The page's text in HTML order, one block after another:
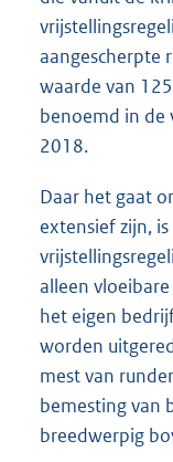
aangescherpte
waarde van
benoemd in de
2018.
Daar het gaat
extensief zijn,
alleen
het eigen
worden
mest van
bemesting van
breedwerpig